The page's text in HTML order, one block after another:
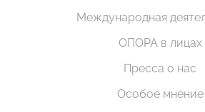
Международная
ОПОРА в лицах
Пресса о нас
Особое мнение